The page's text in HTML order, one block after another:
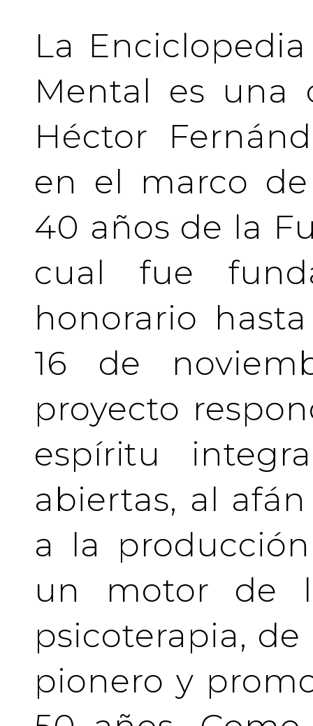
La
Mental es una
Héctor
en el marco
40 años de la
cual fue
honorario
16 de
proyecto
espíritu
abiertas, al
a la
un motor de
psicoterapia,
pionero y